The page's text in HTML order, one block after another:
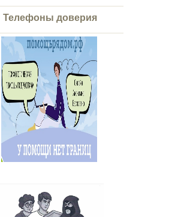
Телефоны доверия